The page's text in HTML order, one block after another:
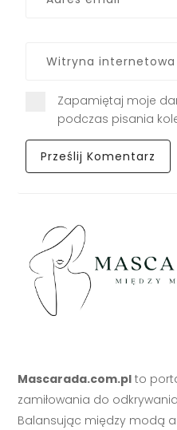
Zapamiętaj moje
podczas pisania
Mascarada.com.pl to
zamiłowania do
Balansując między modą